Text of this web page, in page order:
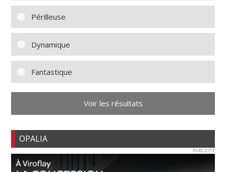
Périlleuse
Dynamique
Fantastique
Voir les résultats
OPALIA
PUBLICITE